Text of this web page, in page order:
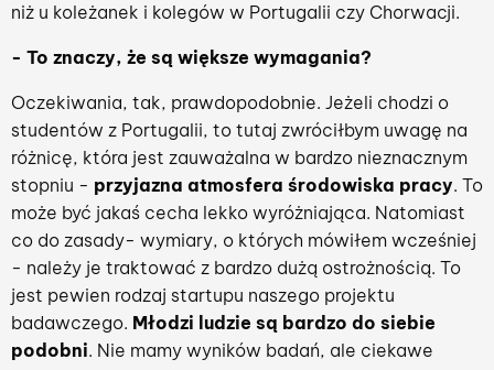
niż u koleżanek i kolegów w Portugalii czy Chorwacji.
- To znaczy, że są większe wymagania?
Oczekiwania, tak, prawdopodobnie. Jeżeli chodzi o
studentów z Portugalii, to tutaj zwróciłbym uwagę na
różnicę, która jest zauważalna w bardzo nieznacznym
stopniu - przyjazna atmosfera środowiska pracy. To
może być jakaś cecha lekko wyróżniająca. Natomiast
co do zasady- wymiary, o których mówiłem wcześniej
- należy je traktować z bardzo dużą ostrożnością. To
jest pewien rodzaj startupu naszego projektu
badawczego. Młodzi ludzie są bardzo do siebie
podobni. Nie mamy wyników badań, ale ciekawe